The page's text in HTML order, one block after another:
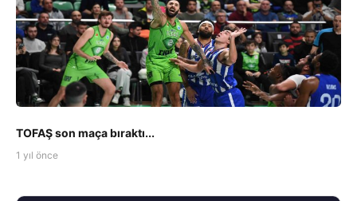
TOFAŞ son maça bıraktı...
1 yıl önce